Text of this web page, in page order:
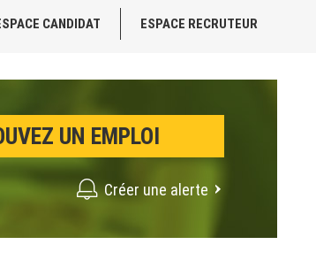
CANDIDAT ESPACE RECRUTEUR
Créer une alerte